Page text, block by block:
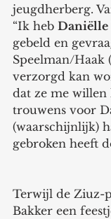
jeugdherberg.
“Ik heb
gebeld en
Speelman/Haak
verzorgd kan
dat ze me
trouwens voor
(waarschijnlijk)
gebroken heeft
Terwijl de Ziuz-
Bakker een